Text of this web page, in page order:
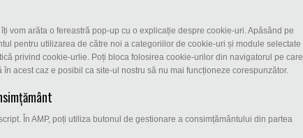
vom arăta o fereastră pop-up cu o explicație despre cookie-uri. Apăsând pe
pentru utilizarea de către noi a categoriilor de cookie-uri și module selectate
privind cookie-urlie. Poți bloca folosirea cookie-urilor din navigatorul pe care
acest caz e posibil ca site-ul nostru să nu mai funcționeze corespunzător.
În AMP, poți utiliza butonul de gestionare a consimțământului din partea